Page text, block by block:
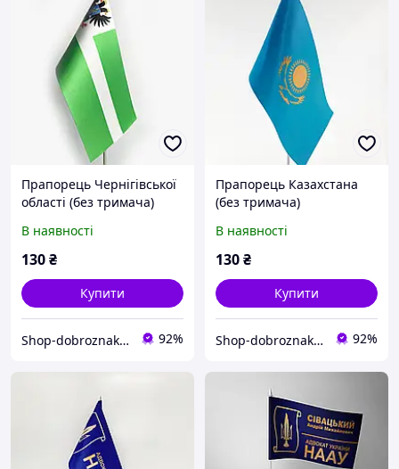
Прапорець Чернігівської
області (без тримача)
В наявності
130₴
Купити
Shop-dobroznak - Інтернет-магазин значків 92%
Прапорець Казахстана
(без тримача)
В наявності
130₴
Купити
Shop-dobroznak - Інтернет-магазин значків 92%